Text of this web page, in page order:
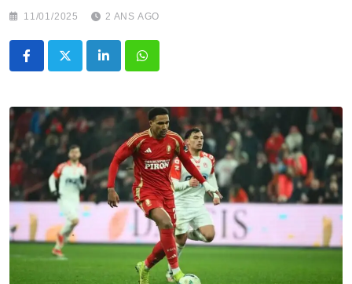
11/01/2025 2 ANS AGO
LinkedInWhatsapp